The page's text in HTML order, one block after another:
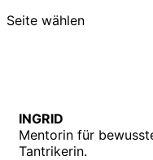
Seite wählen
INGRID
Mentorin für
Tantrikerin.